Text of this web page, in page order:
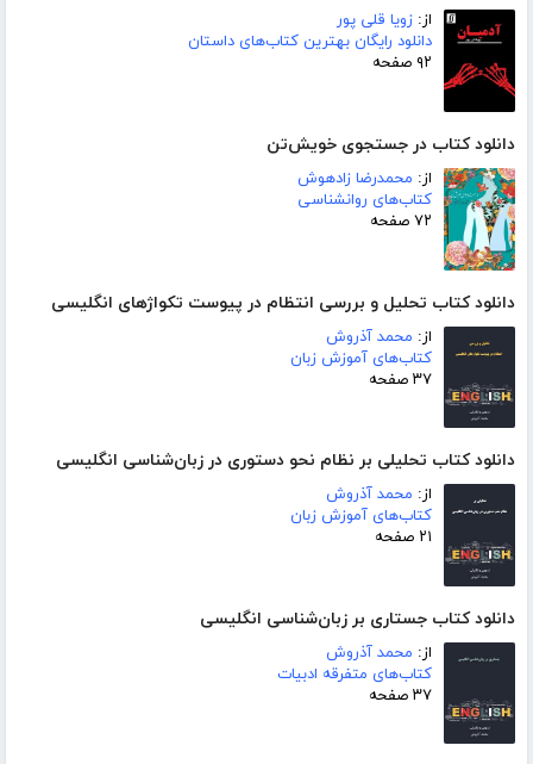
از: زویا قلی پور
دانلود رایگان بهترین کتاب‌های داستان
۹۲ صفحه
دانلود کتاب در جستجوی خویش‌تن
از: محمدرضا زادهوش
کتاب‌های روانشناسی
۷۲ صفحه
دانلود کتاب تحلیل و بررسی انتظام در پیوست تکواژهای انگلیسی
از: محمد آذروش
کتاب‌های آموزش زبان
۳۷ صفحه
دانلود کتاب تحلیلی بر نظام نحو دستوری در زبان‌شناسی انگلیسی
از: محمد آذروش
کتاب‌های آموزش زبان
۲۱ صفحه
دانلود کتاب جستاری بر زبان‌شناسی انگلیسی
از: محمد آذروش
کتاب‌های متفرقه ادبیات
۳۷ صفحه